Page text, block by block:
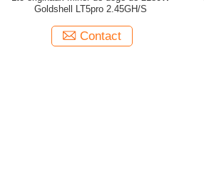
Goldshell LT5pro 2.45GH/S
Contact